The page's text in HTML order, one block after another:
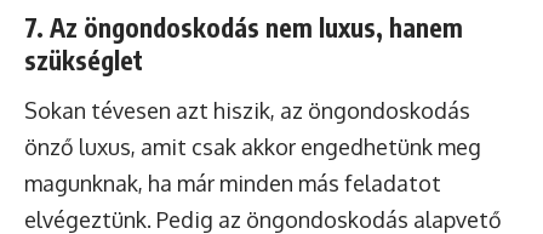
7. Az öngondoskodás nem luxus, hanem
szükséglet
Sokan tévesen azt hiszik, az öngondoskodás
önző luxus, amit csak akkor engedhetünk meg
magunknak, ha már minden más feladatot
elvégeztünk. Pedig az öngondoskodás alapvető